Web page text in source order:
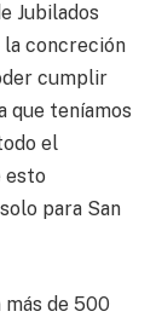
Jubilados
la concreción
cumplir
que teníamos
el
esto
para San
de 500